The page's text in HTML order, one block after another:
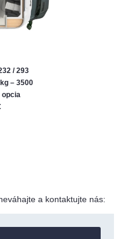
/ 293
– 3500
opcia
a kontaktujte nás: